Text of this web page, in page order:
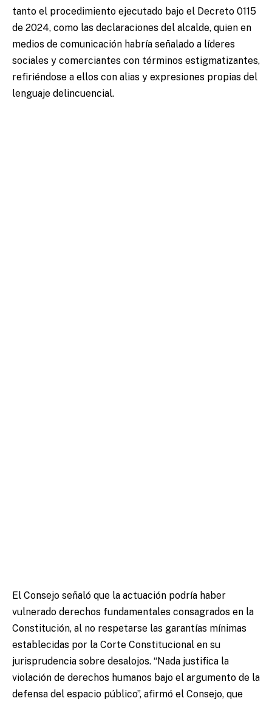
tanto el procedimiento ejecutado bajo el Decreto 0115
de 2024, como las declaraciones del alcalde, quien en
medios de comunicación habría señalado a líderes
sociales y comerciantes con términos estigmatizantes,
refiriéndose a ellos con alias y expresiones propias del
lenguaje delincuencial.
El Consejo señaló que la actuación podría haber
vulnerado derechos fundamentales consagrados en la
Constitución, al no respetarse las garantías mínimas
establecidas por la Corte Constitucional en su
jurisprudencia sobre desalojos. “Nada justifica la
violación de derechos humanos bajo el argumento de la
defensa del espacio público”, afirmó el Consejo, que